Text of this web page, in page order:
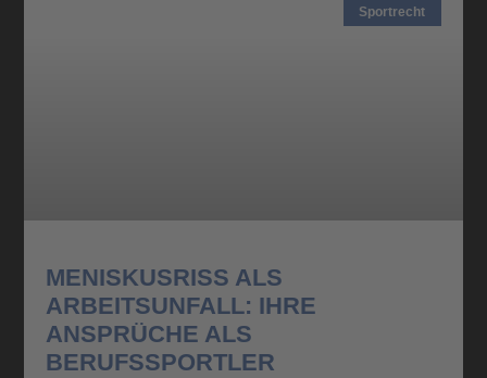
Sportrecht
MENISKUSRISS ALS
ARBEITSUNFALL: IHRE
ANSPRÜCHE ALS
BERUFSSPORTLER